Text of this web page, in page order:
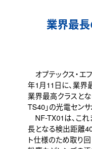
業界最長
オプテックス・エ
年1月11日に、業界
業界最高クラスと
TS40」の光電セン
NF-TX01は、これ
長となる検出距離
ト仕様のため取り